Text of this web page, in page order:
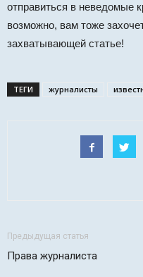
отправиться в неведомые
возможно, вам тоже
захватывающей статье!
ТЕГИ журналисты
Предыдущая статья
Права журналиста